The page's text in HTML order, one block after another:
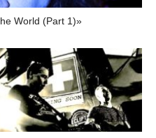
World (Part 1)»